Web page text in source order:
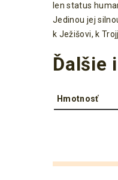
len status
Jedinou jej
k Ježišovi, k
Ďalšie
Hmotnosť